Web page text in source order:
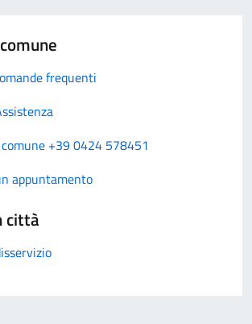
frequenti
+39 0424 578451
appuntamento
città